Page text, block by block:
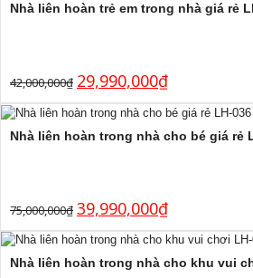
Nhà liên hoàn trẻ em trong nhà giá rẻ
42,000,000₫ 29,990,000₫
Nhà liên hoàn trong nhà cho bé giá rẻ
75,000,000₫ 39,990,000₫
Nhà liên hoàn trong nhà cho khu vui